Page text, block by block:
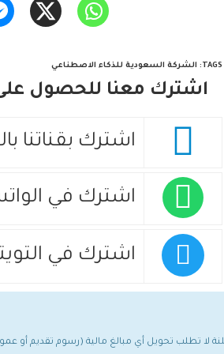
TAGS
: الشركة السعودية للذكاء الاصطناعي
اشترك معنا للحصول على
اشترك بقناتنا
اشترك في
اشترك في
لا تطلب تحويل أي مبالغ مالية (رسوم تقديم أو